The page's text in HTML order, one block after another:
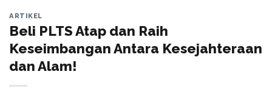
ARTIKEL
Beli PLTS Atap dan Raih
Keseimbangan Antara Kesejahteraan
dan Alam!